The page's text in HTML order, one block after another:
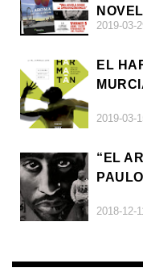
2019-03-
EL
2019-03-
“EL
2018-12-11